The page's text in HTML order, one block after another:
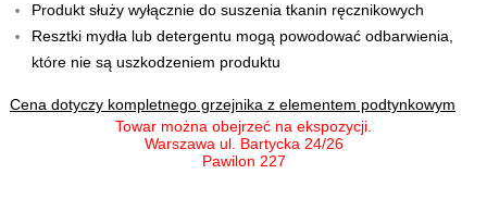
Produkt służy wyłącznie do suszenia tkanin ręcznikowych
Resztki mydła lub detergentu mogą powodować odbarwienia,
które nie są uszkodzeniem produktu
Cena dotyczy kompletnego grzejnika z elementem podtynkowym
Towar można obejrzeć na ekspozycji.
Warszawa ul. Bartycka 24/26
Pawilon 227